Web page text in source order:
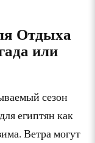
Отдыха
или
сезон
египтян как
Ветра могут